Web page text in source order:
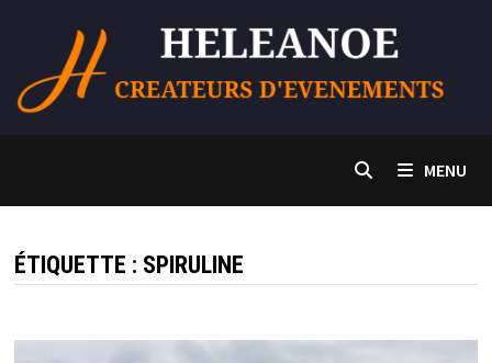
contenu
MENU
ÉTIQUETTE : SPIRULINE